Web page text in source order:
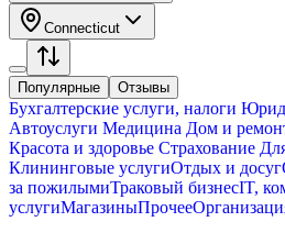
Connecticut
Популярные Отзывы
Бухгалтерские услуги, налоги
Автоуслуги Медицина Дом и
Красота и здоровье Страхование
Клининговые услугиОтдых и досуг
за пожилымиТраковый бизнесIT,
услугиМагазиныПрочее